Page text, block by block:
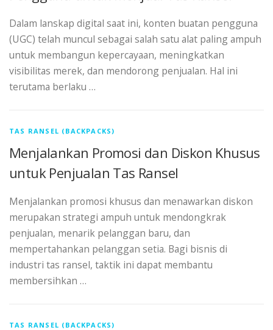
Dalam lanskap digital saat ini, konten buatan pengguna
(UGC) telah muncul sebagai salah satu alat paling ampuh
untuk membangun kepercayaan, meningkatkan
visibilitas merek, dan mendorong penjualan. Hal ini
terutama berlaku …
TAS RANSEL (BACKPACKS)
Menjalankan Promosi dan Diskon Khusus
untuk Penjualan Tas Ransel
Menjalankan promosi khusus dan menawarkan diskon
merupakan strategi ampuh untuk mendongkrak
penjualan, menarik pelanggan baru, dan
mempertahankan pelanggan setia. Bagi bisnis di
industri tas ransel, taktik ini dapat membantu
membersihkan …
TAS RANSEL (BACKPACKS)